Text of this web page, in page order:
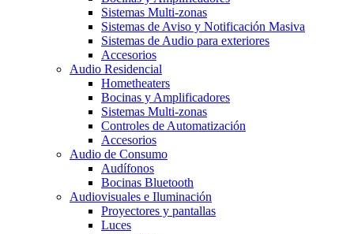
Sistemas Multi-zonas
Sistemas de Aviso y Notificación Masiva
Sistemas de Audio para exteriores
Accesorios
Audio Residencial
Hometheaters
Bocinas y Amplificadores
Sistemas Multi-zonas
Controles de Automatización
Accesorios
Audio de Consumo
Audífonos
Bocinas Bluetooth
Audiovisuales e Iluminación
Proyectores y pantallas
Luces